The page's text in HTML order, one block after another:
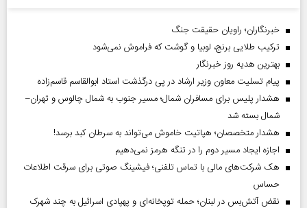
خبرنگاران؛ راویان حقیقت جنگ
ترکیب طلایی برنج، لوبیا و گوشت که فراموش نمی‌شود
بهترین هدیه روز خبرنگار
پیام تسلیت معاون وزیر ارشاد در پی درگذشت استاد ابوالقاسم قاسم‌زاده
هشدار پلیس برای مسافران شمال؛ مسیر جنوب به شمال چالوس و تهران–
شمال بسته شد
هشدار متخصصان؛ هپاتیت خاموش می‌تواند به سرطان کبد برسد!
اجازه ایجاد مسیر دوم را در تنگه هرمز نمی‌دهیم
هک شرکت‌های مالی با تماس تلفنی؛ فیشینگ صوتی برای سرقت اطلاعات
حساس
نقض آتش‌بس در لبنان؛ حمله توپخانه‌ای و پهپادی اسرائیل به چند شهرک